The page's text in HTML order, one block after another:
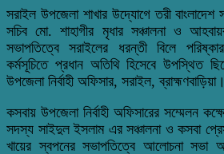
সরাইল উপজেলা শাখার উদ্যোগে তরী
সচিব মো. শাহাগীর মৃধার সঞ্চালনা ও
সভাপতিত্বে সরাইলের ধরন্তী বিলে
কর্মসূচিতে প্রধান অতিথি হিসেবে উপস্থিত
উপজেলা নির্বাহী অফিসার, সরাইল, ব্রাহ্মণবাড়িয়া।
কসবায় উপজেলা নির্বাহী অফিসারের সম্মেলন
সদস্য সাইদুল ইসলাম এর সঞ্চালনা ও কসবা
খায়ের স্বপনের সভাপতিত্বে আলোচনা সভা